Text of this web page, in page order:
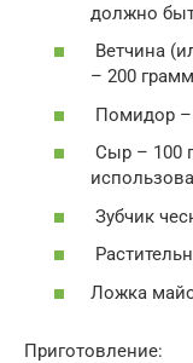
должно
Ветчина
– 200 грамм
Помидор –
Сыр – 100
Зубчик
Ложка
Приготовление: